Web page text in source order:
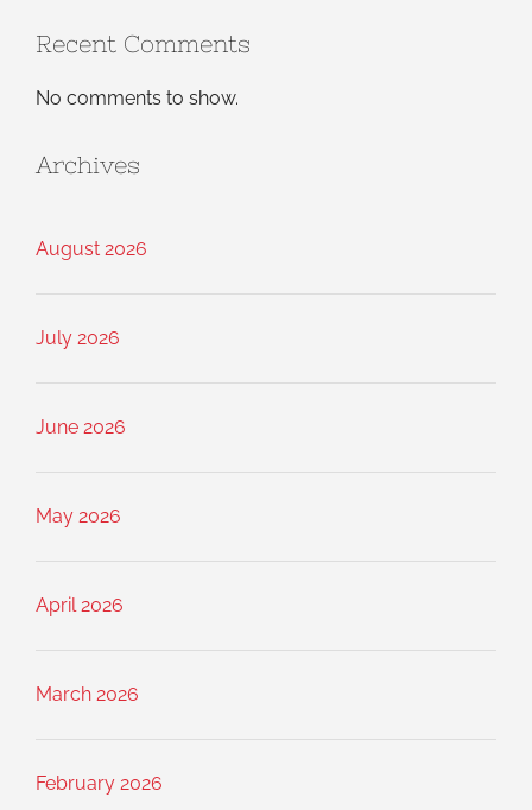
Recent Comments
No comments to show.
Archives
August 2026
July 2026
June 2026
May 2026
April 2026
March 2026
February 2026